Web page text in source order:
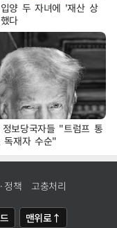
양 두 자녀에 '재산 상
다
보당국자들 "트럼프 통
독재자 수순"
정책 고충처리
맨위로↑